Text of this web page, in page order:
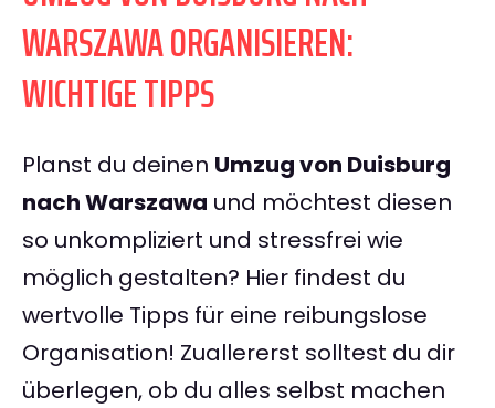
WARSZAWA ORGANISIEREN:
WICHTIGE TIPPS
Planst du deinen Umzug von Duisburg
nach Warszawa und möchtest diesen
so unkompliziert und stressfrei wie
möglich gestalten? Hier findest du
wertvolle Tipps für eine reibungslose
Organisation! Zuallererst solltest du dir
überlegen, ob du alles selbst machen